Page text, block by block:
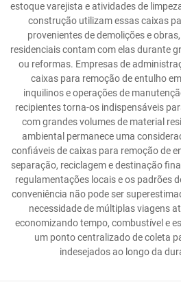
estoque varejista e atividades de
construção utilizam essas caixas
provenientes de demolições e
residenciais contam com elas durante
ou reformas. Empresas de
caixas para remoção de entulho
inquilinos e operações de
recipientes torna-os indispensáveis
com grandes volumes de material
ambiental permanece uma
confiáveis de caixas para remoção de
separação, reciclagem e destinação
regulamentações locais e os padrões
conveniência não pode ser
necessidade de múltiplas viagens
economizando tempo, combustível e
um ponto centralizado de coleta
indesejados ao longo da